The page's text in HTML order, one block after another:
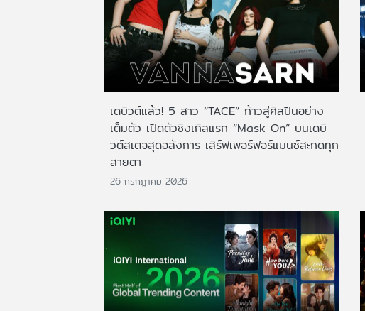
เดบิวต์แล้ว! 5 สาว “TACE” ก้าวสู่ศิลปินอย่าง
เต็มตัว เปิดตัวซิงเกิลแรก “Mask On” บนเดบิ
วต์สเตจสุดอลังการ เสิร์ฟเพอร์ฟอร์แมนซ์สะกดทุก
สายตา
26 กรกฎาคม 2026